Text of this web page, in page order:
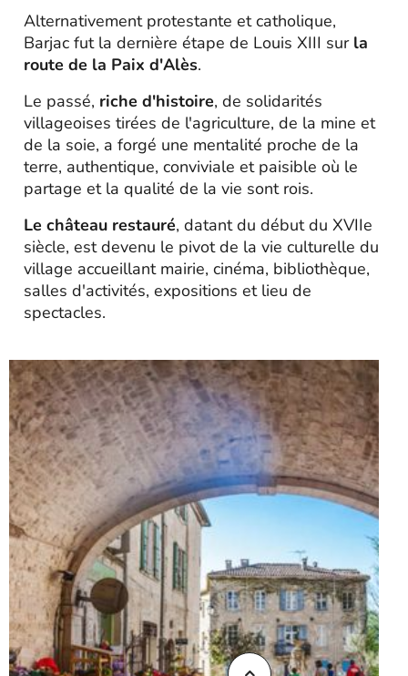
Alternativement protestante et catholique,
Barjac fut la dernière étape de Louis XIII sur la
route de la Paix d'Alès.
Le passé, riche d'histoire, de solidarités
villageoises tirées de l'agriculture, de la mine et
de la soie, a forgé une mentalité proche de la
terre, authentique, conviviale et paisible où le
partage et la qualité de la vie sont rois.
Le château restauré, datant du début du XVIIe
siècle, est devenu le pivot de la vie culturelle du
village accueillant mairie, cinéma, bibliothèque,
salles d'activités, expositions et lieu de
spectacles.